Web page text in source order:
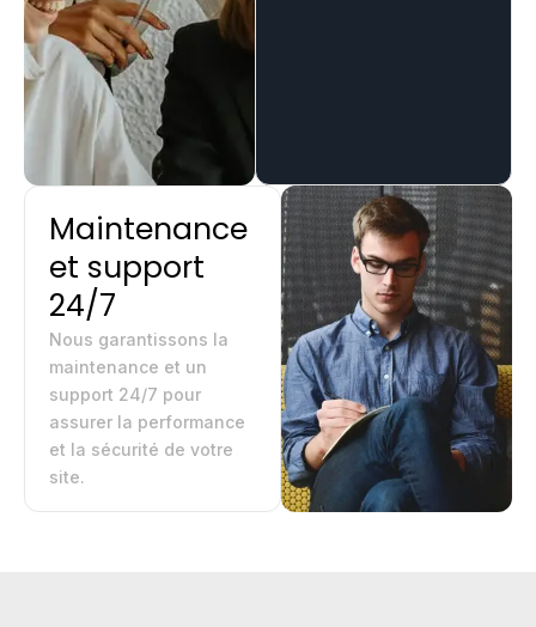
Maintenance
et support
24/7
Nous garantissons la
maintenance et un
support 24/7 pour
assurer la performance
et la sécurité de votre
site.